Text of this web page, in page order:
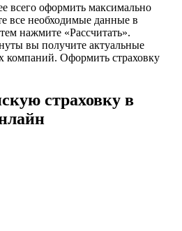
всего оформить максимально
все необходимые данные в
нажмите «Рассчитать».
вы получите актуальные
компаний. Оформить страховку
страховку в